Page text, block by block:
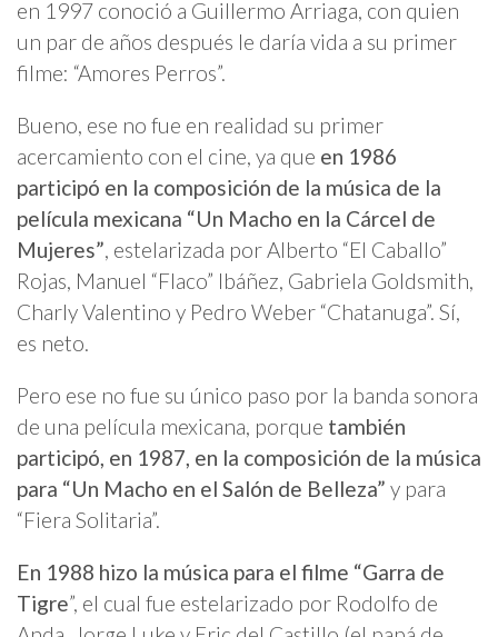
en 1997 conoció a Guillermo Arriaga, con quien
un par de años después le daría vida a su primer
filme: “Amores Perros”.
Bueno, ese no fue en realidad su primer
acercamiento con el cine, ya que en 1986
participó en la composición de la música de la
película mexicana “Un Macho en la Cárcel de
Mujeres”, estelarizada por Alberto “El Caballo”
Rojas, Manuel “Flaco” Ibáñez, Gabriela Goldsmith,
Charly Valentino y Pedro Weber “Chatanuga”. Sí,
es neto.
Pero ese no fue su único paso por la banda sonora
de una película mexicana, porque también
participó, en 1987, en la composición de la música
para “Un Macho en el Salón de Belleza” y para
“Fiera Solitaria”.
En 1988 hizo la música para el filme “Garra de
Tigre”, el cual fue estelarizado por Rodolfo de